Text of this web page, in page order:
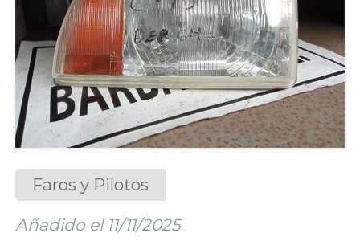
Faros y Pilotos
Añadido el 11/11/2025